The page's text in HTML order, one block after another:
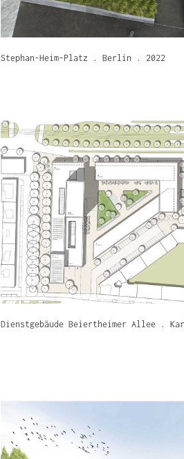
Stephan-Heim-Platz . Berlin . 2022
Dienstgebäude Beiertheimer Allee .